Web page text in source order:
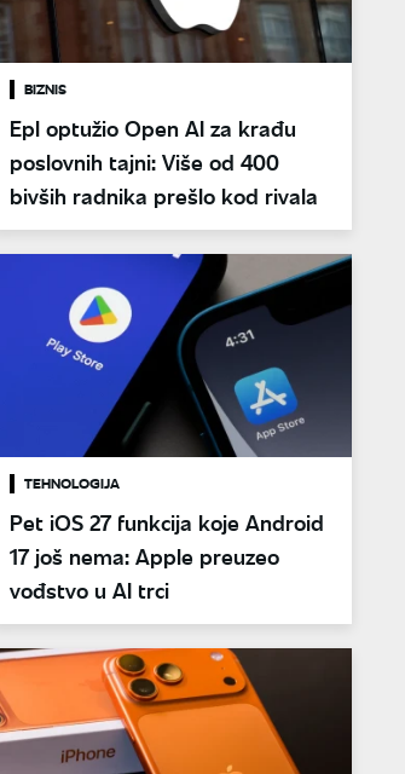
BIZNIS
Epl optužio Open AI za krađu
poslovnih tajni: Više od 400
bivših radnika prešlo kod rivala
TEHNOLOGIJA
Pet iOS 27 funkcija koje Android
17 još nema: Apple preuzeo
vođstvo u AI trci